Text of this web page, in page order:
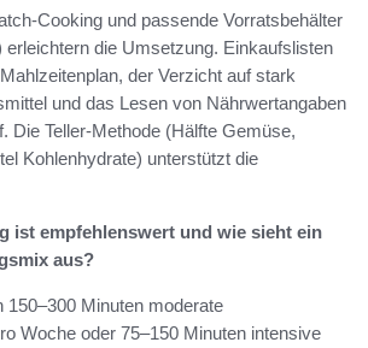
und passende Vorratsbehälter
erleichtern die Umsetzung. Einkaufslisten
der Verzicht auf stark
und das Lesen von Nährwertangaben
Die Teller‑Methode (Hälfte Gemüse,
Kohlenhydrate) unterstützt die
ist empfehlenswert und wie sieht ein
aus?
150–300 Minuten moderate
Woche oder 75–150 Minuten intensive